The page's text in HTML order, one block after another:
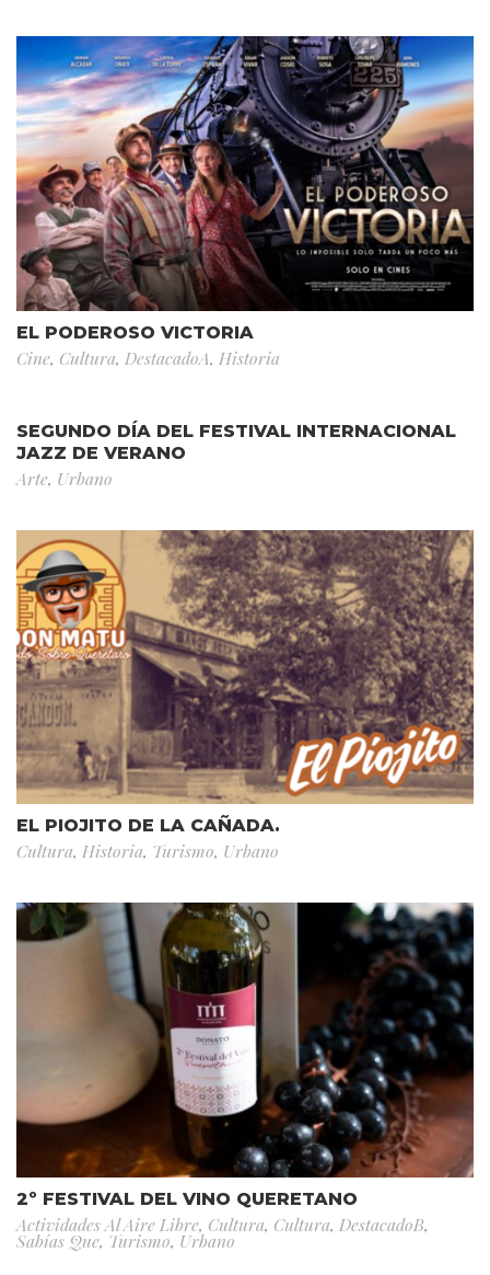
EL PODEROSO VICTORIA
Cine, Cultura, DestacadoA, Historia
SEGUNDO DÍA DEL FESTIVAL INTERNACIONAL
JAZZ DE VERANO
Arte, Urbano
EL PIOJITO DE LA CAÑADA.
Cultura, Historia, Turismo, Urbano
2º FESTIVAL DEL VINO QUERETANO
Actividades Al Aire Libre, Cultura, Cultura, DestacadoB,
Sabías Que, Turismo, Urbano